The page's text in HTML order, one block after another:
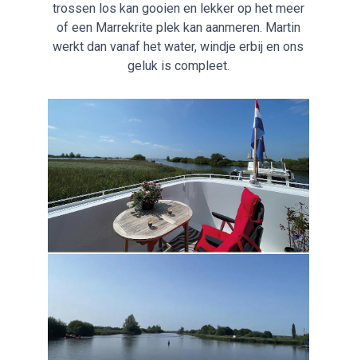
trossen los kan gooien en lekker op het meer
of een Marrekrite plek kan aanmeren. Martin
werkt dan vanaf het water, windje erbij en ons
geluk is compleet.